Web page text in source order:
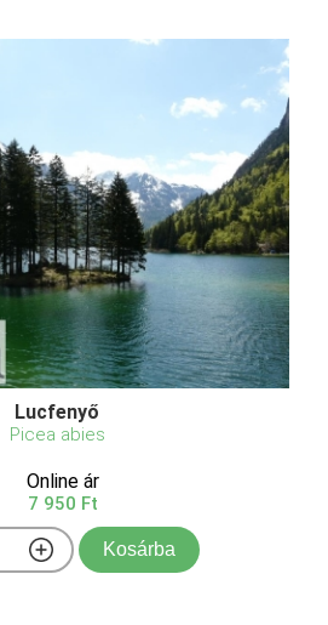
Lucfenyő
Picea abies
Online ár
7 950 Ft
Kosárba